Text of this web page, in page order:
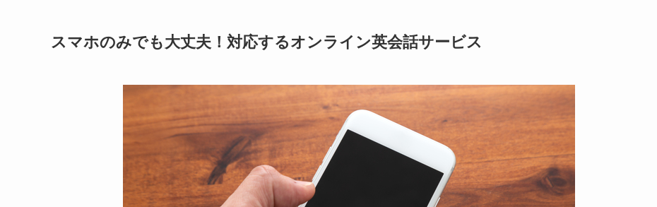
スマホのみでも大丈夫！対応するオンライン英会話サービス